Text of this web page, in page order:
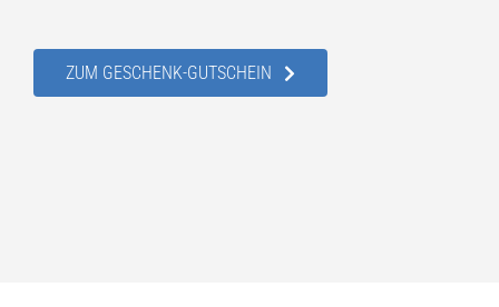
ZUM GESCHENK-GUTSCHEIN